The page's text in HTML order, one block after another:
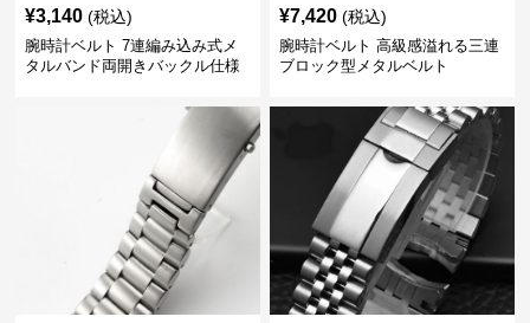
¥3,140 (税込)
腕時計ベルト 7連編み込み式メ
タルバンド両開きバックル仕様
¥7,420 (税込)
腕時計ベルト 高級感溢れる三連
ブロック型メタルベルト